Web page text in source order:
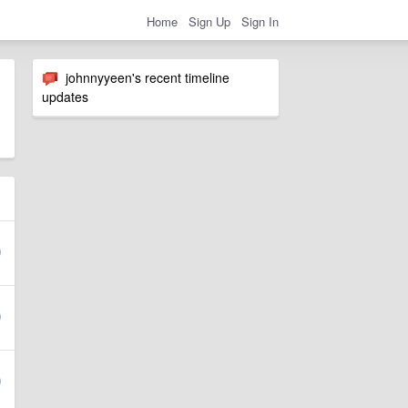
Home Sign Up Sign In
johnnyyeen's recent timeline
updates